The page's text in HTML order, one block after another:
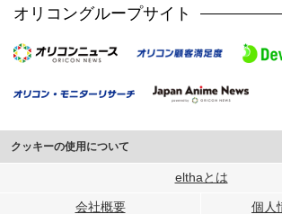
オリコングループサイト
クッキーの使用について
このサイトでは Cookie を使用して、ユーザーに合わせ
行っています。
elthaとは
会社概要 個人